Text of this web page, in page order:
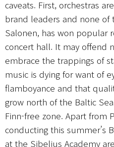
caveats. First, orchestras
brand leaders and none of
Salonen, has won popular
concert hall. It may offend
embrace the trappings of
music is dying for want of
flamboyance and that
grow north of the Baltic
Finn-free zone. Apart from
conducting this summer’s
at the Sibelius Academy